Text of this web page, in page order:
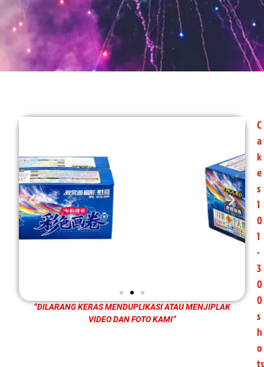
“DILARANG KERAS MENDUPLIKASI ATAU MENJIPLAK
VIDEO DAN FOTO KAMI”
C
a
k
e
s
1
0
1
-
3
0
0
s
h
o
ts